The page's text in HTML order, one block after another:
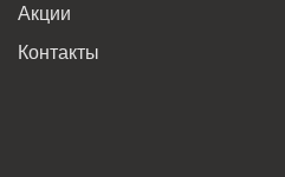
Акции
Контакты